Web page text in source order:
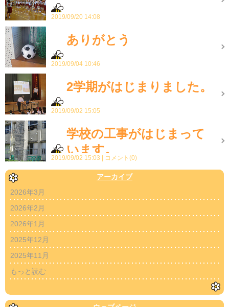
2019/09/20 14:08
ありがとう
2019/09/04 10:46
2学期がはじまりました。
2019/09/02 15:05
学校の工事がはじまって
います。
2019/09/02 15:03 コメント(0)
アーカイブ
2026年3月
2026年2月
2026年1月
2025年12月
2025年11月
もっと読む